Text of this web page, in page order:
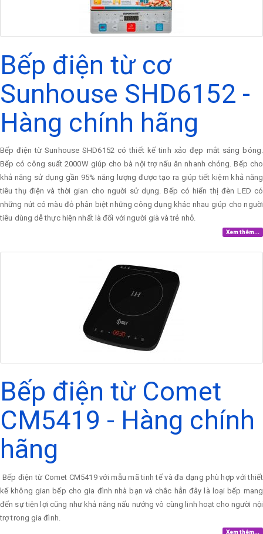
Bếp điện từ cơ
Sunhouse SHD6152 -
Hàng chính hãng
Bếp điện từ Sunhouse SHD6152 có thiết kế tinh xảo đẹp mắt sáng bóng.
Bếp có công suất 2000W giúp cho bà nội trợ nấu ăn nhanh chóng. Bếp cho
khả năng sử dụng gần 95% năng lượng được tạo ra giúp tiết kiệm khả năng
tiêu thụ điện và thời gian cho nguời sử dụng. Bếp có hiển thị đèn LED có
những nút có màu đỏ phân biệt những công dụng khác nhau giúp cho nguời
tiêu dùng dễ thực hiện nhất là đối với người già và trẻ nhỏ.
Xem thêm...
Bếp điện từ Comet
CM5419 - Hàng chính
hãng
Bếp điện từ Comet CM5419 với mẫu mã tinh tế và đa dạng phù hợp với thiết
kế không gian bếp cho gia đình nhà bạn và chắc hẳn đây là loại bếp mang
đến sự tiện lợi cũng như khả năng nấu nướng vô cùng linh hoạt cho người nội
trợ trong gia đình.
Xem thêm...